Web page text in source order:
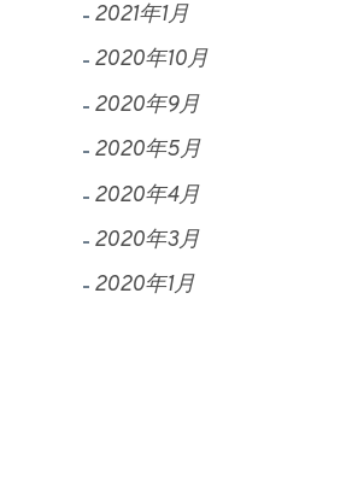
2021年1月
2020年10月
2020年9月
2020年5月
2020年4月
2020年3月
2020年1月